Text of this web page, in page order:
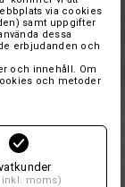
via cookies
samt uppgifter
dessa
erbjudanden och
och innehåll. Om
och metoder
inkl. moms)